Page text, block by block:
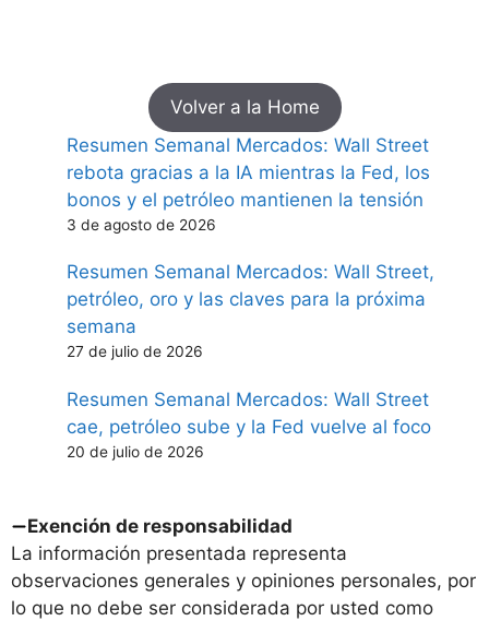
Volver a la Home
Resumen Semanal Mercados: Wall Street
rebota gracias a la IA mientras la Fed, los
bonos y el petróleo mantienen la tensión
3 de agosto de 2026
Resumen Semanal Mercados: Wall Street,
petróleo, oro y las claves para la próxima
semana
27 de julio de 2026
Resumen Semanal Mercados: Wall Street
cae, petróleo sube y la Fed vuelve al foco
20 de julio de 2026
Exención de responsabilidad
La información presentada representa
observaciones generales y opiniones personales, por
lo que no debe ser considerada por usted como